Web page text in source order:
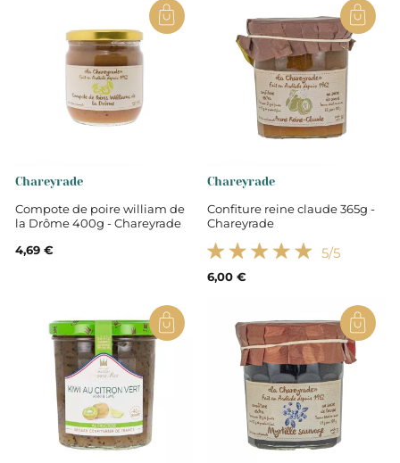
Chareyrade
Compote de poire william de
la Drôme 400g - Chareyrade
4,69 €
Chareyrade
Confiture reine claude 365g -
Chareyrade
5/5
6,00 €